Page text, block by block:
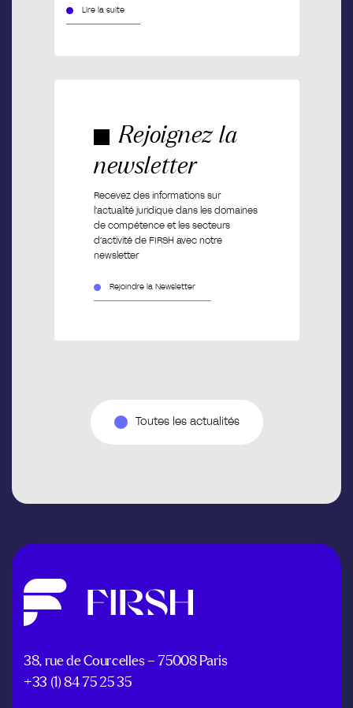
Lire la suite
Rejoignez la
newsletter
Recevez des informations sur
l’actualité juridique dans les domaines
de compétence et les secteurs
d’activité de FIRSH avec notre
newsletter
Rejoindre la Newsletter
Toutes les actualités
38, rue de Courcelles – 75008 Paris
+33 (1) 84 75 25 35